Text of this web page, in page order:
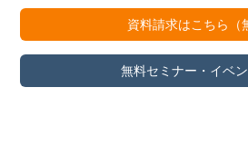
資料請求はこちら（
無料セミナー・ イベ